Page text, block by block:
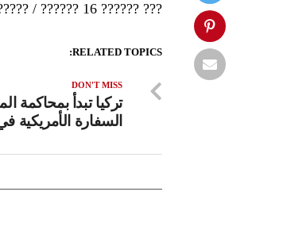
??? ?????? 16 ?????? / ????? 2018
RELATED TOPICS:
DON'T MISS
تركيا تبدأ بمحاكمة
السفارة الأمريكية